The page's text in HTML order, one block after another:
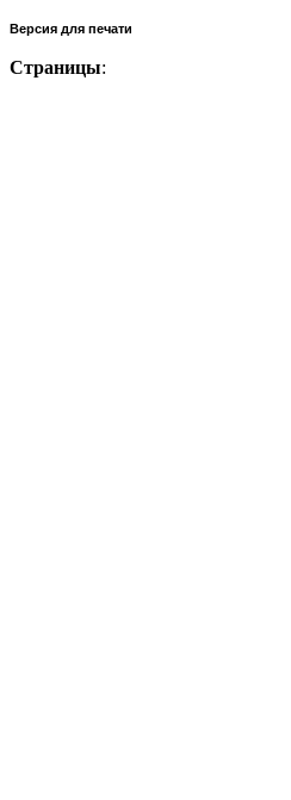
Версия для печати
Страницы: